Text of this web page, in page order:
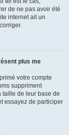
de ne pas avoir été
internet ait un
plus me
votre compte
suppriment
taille de leur base de
essayez de participer